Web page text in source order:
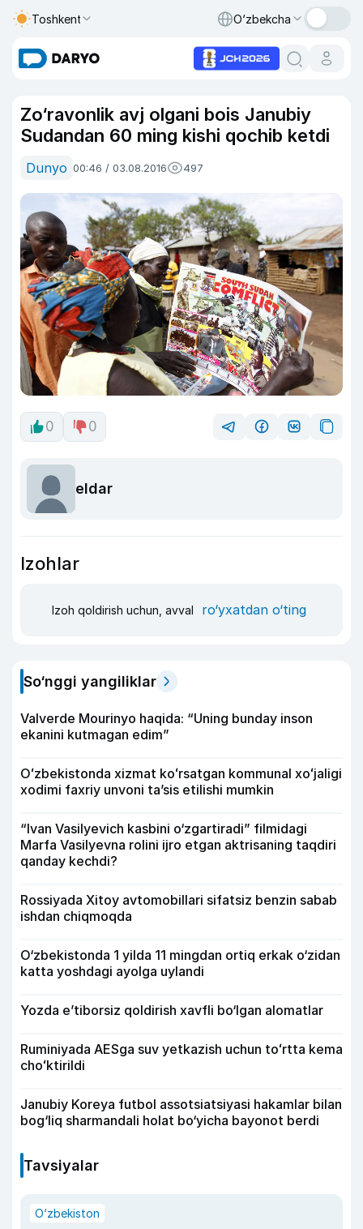
Toshkent O‘zbekcha
Zo‘ravonlik avj olgani bois Janubiy
Sudandan 60 ming kishi qochib ketdi
Dunyo 00:46 / 03.08.2016 497
0 0
eldar
Izohlar
Izoh qoldirish uchun, avval ro‘yxatdan o‘ting
So‘nggi yangiliklar
Valverde Mourinyo haqida: “Uning bunday inson
ekanini kutmagan edim”
Oʻzbekistonda xizmat koʻrsatgan kommunal xoʻjaligi
xodimi faxriy unvoni taʼsis etilishi mumkin
“Ivan Vasilyevich kasbini o‘zgartiradi” filmidagi
Marfa Vasilyevna rolini ijro etgan aktrisaning taqdiri
qanday kechdi?
Rossiyada Xitoy avtomobillari sifatsiz benzin sabab
ishdan chiqmoqda
O‘zbekistonda 1 yilda 11 mingdan ortiq erkak o‘zidan
katta yoshdagi ayolga uylandi
Yozda e’tiborsiz qoldirish xavfli bo‘lgan alomatlar
Ruminiyada AESga suv yetkazish uchun toʻrtta kema
choʻktirildi
Janubiy Koreya futbol assotsiatsiyasi hakamlar bilan
bog‘liq sharmandali holat bo‘yicha bayonot berdi
Tavsiyalar
O‘zbekiston